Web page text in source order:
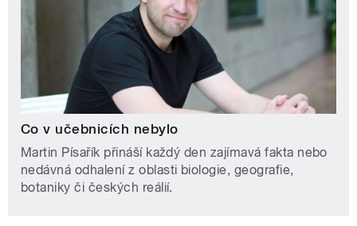
Co v učebnicích nebylo
Martin Písařík přináší každý den zajímavá fakta nebo
nedávná odhalení z oblasti biologie, geografie,
botaniky či českých reálií.